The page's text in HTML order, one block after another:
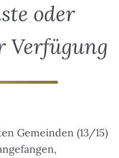
oder
Verfügung
Gemeinden (13/15)